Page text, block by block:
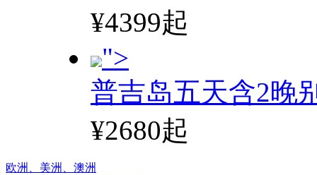
¥4399起
">
普吉岛五天含2晚
¥2680起
欧洲、 美洲、 澳洲